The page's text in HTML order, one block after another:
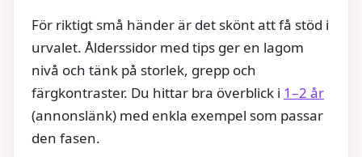
För riktigt små händer är det skönt att få stöd i
urvalet. Ålderssidor med tips ger en lagom
nivå och tänk på storlek, grepp och
färgkontraster. Du hittar bra överblick i 1–2 år
(annonslänk) med enkla exempel som passar
den fasen.